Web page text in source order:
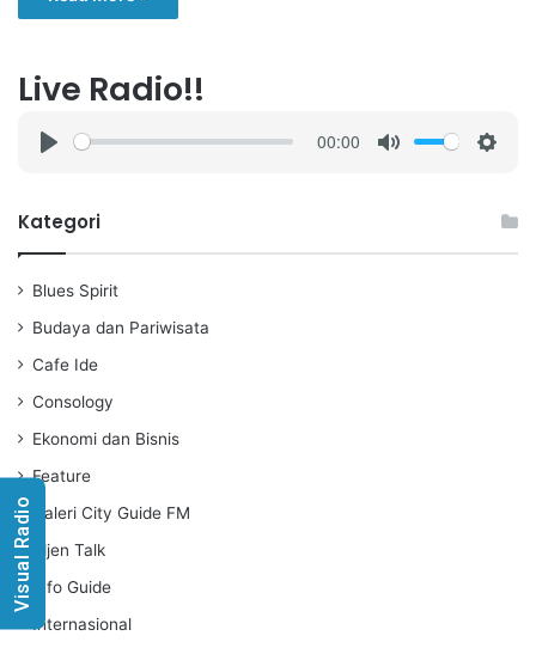
Live Radio!!
a
00:00
Kategori
Blues Spirit
Budaya dan Pariwisata
Cafe Ide
Consology
Ekonomi dan Bisnis
Feature
Galeri City Guide FM
Idjen Talk
Info Guide
Internasional
Visual Radio